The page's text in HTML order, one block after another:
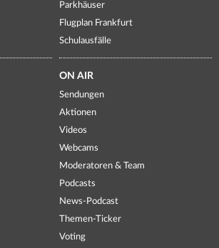
Parkhäuser
Flugplan Frankfurt
Schulausfälle
ON AIR
Sendungen
Aktionen
Videos
Webcams
Moderatoren & Team
Podcasts
News-Podcast
Themen-Ticker
Voting